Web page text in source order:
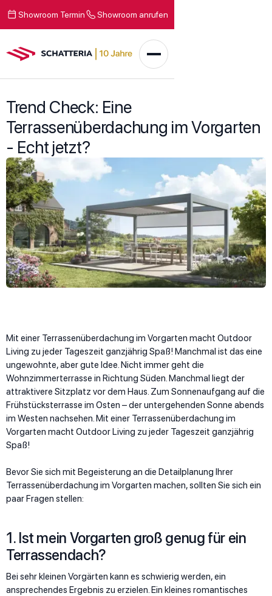
Showroom Termin Showroom anrufen
Trend Check: Eine
Terrassenüberdachung im Vorgarten
- Echt jetzt?
Mit einer Terrassenüberdachung im Vorgarten macht Outdoor
Living zu jeder Tageszeit ganzjährig Spaß! Manchmal ist das eine
ungewohnte, aber gute Idee. Nicht immer geht die
Wohnzimmerterrasse in Richtung Süden. Manchmal liegt der
attraktivere Sitzplatz vor dem Haus. Zum Sonnenaufgang auf die
Frühstücksterrasse im Osten – der untergehenden Sonne abends
im Westen nachsehen. Mit einer Terrassenüberdachung im
Vorgarten macht Outdoor Living zu jeder Tageszeit ganzjährig
Spaß!
Bevor Sie sich mit Begeisterung an die Detailplanung Ihrer
Terrassenüberdachung im Vorgarten machen, sollten Sie sich ein
paar Fragen stellen:
1. Ist mein Vorgarten groß genug für ein
Terrassendach?
Bei sehr kleinen Vorgärten kann es schwierig werden, ein
ansprechendes Ergebnis zu erzielen. Ein kleines romantisches